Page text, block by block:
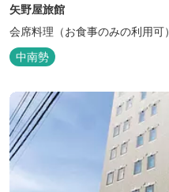
矢野屋旅館
会席料理（お食事のみの利用可）
中南勢